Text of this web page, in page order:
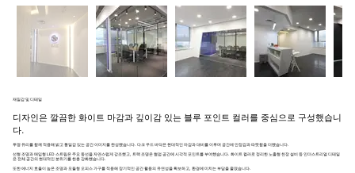
재질감 및 디테일
디자인은 깔끔한 화이트 마감과 깊이감 있는 블루 포인트 컬러를 중심으로 구성했습니
다.
투명 유리를 함께 적용해 밝고 통일감 있는 공간 이미지를 완성했습니다. 다크 우드 바닥은 현대적인 마감과 대비를 이루며 공간에 안정감과 따뜻함을 더했습니다.
선형 조명과 매입형 LED 스트립은 주요 동선을 자연스럽게 강조했고, 트랙 조명은 협업 공간에 시각적 포인트를 부여했습니다. 화이트 컬러로 정리한 노출형 천장 설비 등 인더스트리얼 디테일
은 전체 공간의 현대적인 분위기를 한층 강화했습니다.
또한 에너지 효율이 높은 조명과 모듈형 오피스 가구를 적용해 장기적인 공간 활용의 유연성을 확보하고, 환경에 미치는 부담을 줄였습니다.